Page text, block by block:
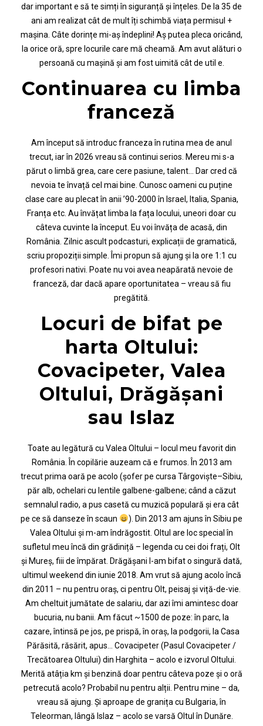
dar important e să te simți în siguranță și înțeles. De la 35 de
ani am realizat cât de mult îți schimbă viața permisul +
mașina. Câte dorințe mi-aș îndeplini! Aș putea pleca oricând,
la orice oră, spre locurile care mă cheamă. Am avut alături o
persoană cu mașină și am fost uimită cât de util e.
Continuarea cu limba
franceză
Am început să introduc franceza în rutina mea de anul
trecut, iar în 2026 vreau să continui serios. Mereu mi s-a
părut o limbă grea, care cere pasiune, talent… Dar cred că
nevoia te învață cel mai bine. Cunosc oameni cu puține
clase care au plecat în anii ’90-2000 în Israel, Italia, Spania,
Franța etc. Au învățat limba la fața locului, uneori doar cu
câteva cuvinte la început. Eu voi învăța de acasă, din
România. Zilnic ascult podcasturi, explicații de gramatică,
scriu propoziții simple. Îmi propun să ajung și la ore 1:1 cu
profesori nativi. Poate nu voi avea neapărată nevoie de
franceză, dar dacă apare oportunitatea – vreau să fiu
pregătită.
Locuri de bifat pe
harta Oltului:
Covacipeter, Valea
Oltului, Drăgășani
sau Islaz
Toate au legătură cu Valea Oltului – locul meu favorit din
România. În copilărie auzeam că e frumos. În 2013 am
trecut prima oară pe acolo (șofer pe cursa Târgoviște–Sibiu,
păr alb, ochelari cu lentile galbene-galbene; când a căzut
semnalul radio, a pus casetă cu muzică populară și era cât
pe ce să danseze în scaun
). Din 2013 am ajuns în Sibiu pe
Valea Oltului și m-am îndrăgostit. Oltul are loc special în
sufletul meu încă din grădiniță – legenda cu cei doi frați, Olt
și Mureș, fiii de împărat. Drăgășani l-am bifat o singură dată,
ultimul weekend din iunie 2018. Am vrut să ajung acolo încă
din 2011 – nu pentru oraș, ci pentru Olt, peisaj și viță-de-vie.
Am cheltuit jumătate de salariu, dar azi îmi amintesc doar
bucuria, nu banii. Am făcut ~1500 de poze: în parc, la
cazare, întinsă pe jos, pe prispă, în oraș, la podgorii, la Casa
Părăsită, răsărit, apus… Covacipeter (Pasul Covacipeter /
Trecătoarea Oltului) din Harghita – acolo e izvorul Oltului.
Merită atâția km și benzină doar pentru câteva poze și o oră
petrecută acolo? Probabil nu pentru alții. Pentru mine – da,
vreau să ajung. Și aproape de granița cu Bulgaria, în
Teleorman, lângă Islaz – acolo se varsă Oltul în Dunăre.